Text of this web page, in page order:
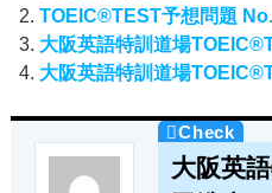
TOEIC®TEST予想問題
大阪英語特訓道場
大阪英語特訓道場
大阪英